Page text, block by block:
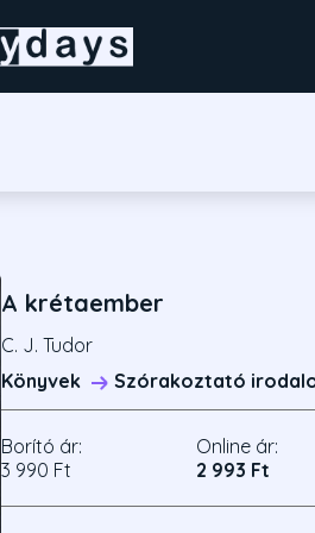
A krétaember
C. J. Tudor
Könyvek
Szórakoztató
Borító ár:
3 990 Ft
Online ár:
2 993 Ft